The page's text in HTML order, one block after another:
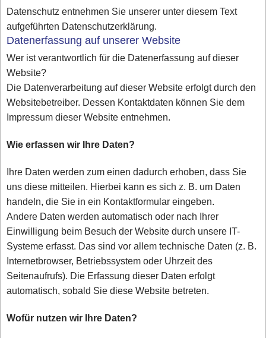
Datenschutz entnehmen Sie unserer unter diesem Text
aufgeführten Datenschutzerklärung.
Datenerfassung auf unserer Website
Wer ist verantwortlich für die Datenerfassung auf dieser
Website?
Die Datenverarbeitung auf dieser Website erfolgt durch den
Websitebetreiber. Dessen Kontaktdaten können Sie dem
Impressum dieser Website entnehmen.
Wie erfassen wir Ihre Daten?
Ihre Daten werden zum einen dadurch erhoben, dass Sie
uns diese mitteilen. Hierbei kann es sich z. B. um Daten
handeln, die Sie in ein Kontaktformular eingeben.
Andere Daten werden automatisch oder nach Ihrer
Einwilligung beim Besuch der Website durch unsere IT-
Systeme erfasst. Das sind vor allem technische Daten (z. B.
Internetbrowser, Betriebssystem oder Uhrzeit des
Seitenaufrufs). Die Erfassung dieser Daten erfolgt
automatisch, sobald Sie diese Website betreten.
Wofür nutzen wir Ihre Daten?